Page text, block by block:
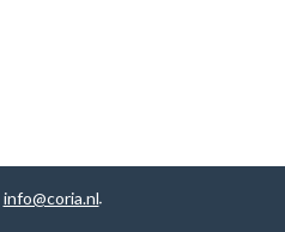
info@coria.nl.